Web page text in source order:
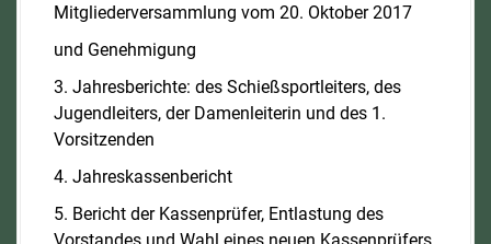
Mitgliederversammlung vom 20. Oktober 2017
und Genehmigung
3. Jahresberichte: des Schießsportleiters, des
Jugendleiters, der Damenleiterin und des 1.
Vorsitzenden
4. Jahreskassenbericht
5. Bericht der Kassenprüfer, Entlastung des